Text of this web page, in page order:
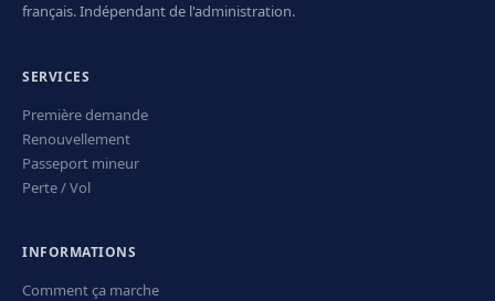
français. Indépendant de l'administration.
SERVICES
Première demande
Renouvellement
Passeport mineur
Perte / Vol
INFORMATIONS
Comment ça marche